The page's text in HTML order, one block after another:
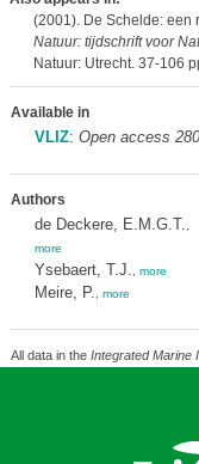
(2001). De Schelde: een
Natuur: tijdschrift voor
Natuur: Utrecht. 37-106
Available in
VLIZ: Open access
Authors
de Deckere, E.M.G.T.
more
Ysebaert, T.J. more
Meire, P. more
All data in the Integrated Marine